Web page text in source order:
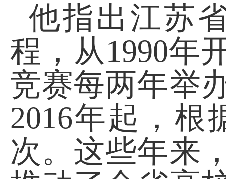
他指出江苏
程， 从1990年
竞赛每两年举
2016年起，
次。 这些年来